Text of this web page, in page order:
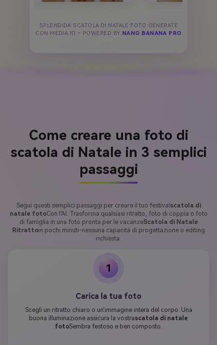
SPLENDIDA SCATOLA DI NATALE FOTO GENERATE
CON MEDIA.IO – POWERED BY NANO BANANA PRO
.
Come creare una foto di
scatola di Natale in 3 semplici
passaggi
Segui questi semplici passaggi per creare il tuo festival scatola di
natale fotoCon l'AI. Trasforma qualsiasi ritratto, foto di coppia o foto
di famiglia in una foto pronta per le vacanzeScatola di Natale
Ritrattoin pochi minuti-nessuna capacità di progettazione o editing
richiesta.
1
Carica la tua foto
Scegli un ritratto chiaro o un'immagine intera del corpo. Una
buona illuminazione assicura la vostrascatola di natale
fotoSembra festoso e ben composto.